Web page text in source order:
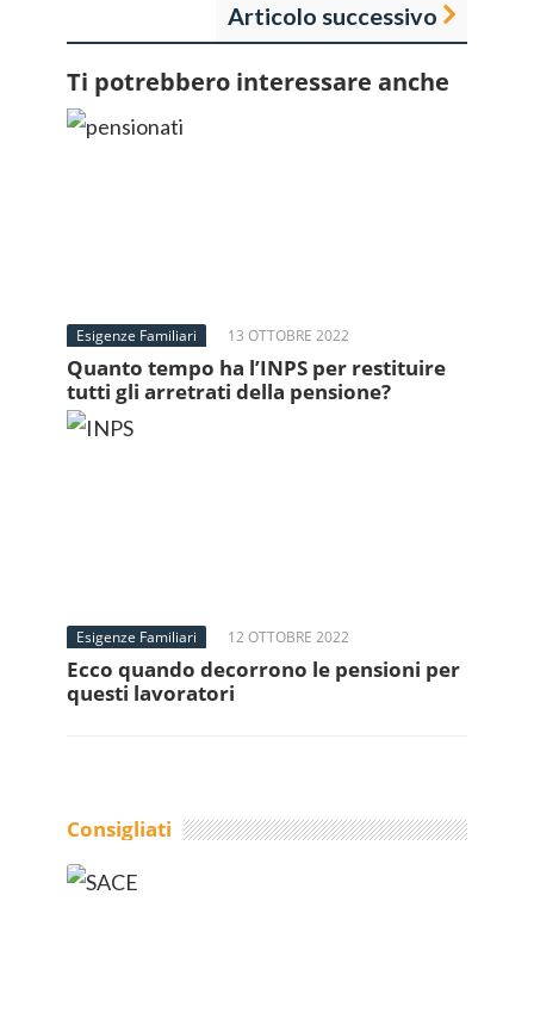
Articolo successivo
Ti potrebbero interessare anche
Esigenze Familiari 13 OTTOBRE 2022
Quanto tempo ha l’INPS per restituire
tutti gli arretrati della pensione?
Esigenze Familiari 12 OTTOBRE 2022
Ecco quando decorrono le pensioni per
questi lavoratori
Consigliati